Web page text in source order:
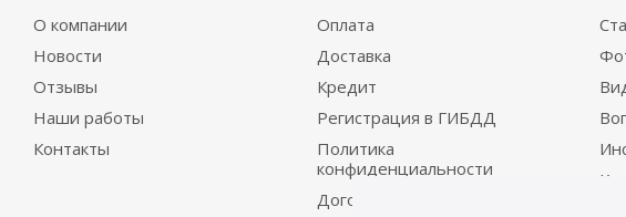
О компании
Новости
Отзывы
Наши работы
Контакты
Оплата
Доставка
Кредит
Регистрация в ГИБДД
Политика
конфиденциальности
Договор-оферта